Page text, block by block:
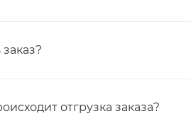
отгрузка заказа?